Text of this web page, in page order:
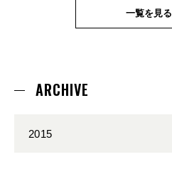
一覧を見る
ARCHIVE
2015